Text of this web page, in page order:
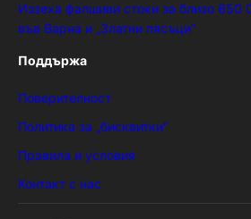
Иззеха фалшиви стоки за близо 650
във Варна и „Златни пясъци“
Поддържа
Поверителност
Политика за „бисквитки“
Правила и условия
Контакт с нас